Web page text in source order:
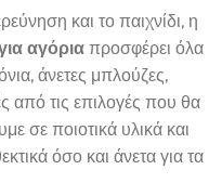
και το παιχνίδι, η
αγόρια προσφέρει όλα
άνετες μπλούζες,
από τις επιλογές που θα
σε ποιοτικά υλικά και
όσο και άνετα για τα